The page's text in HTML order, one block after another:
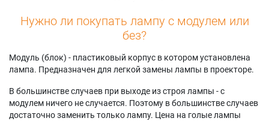
Нужно ли покупать лампу с модулем или
без?
Модуль (блок) - пластиковый корпус в котором установлена
лампа. Предназначен для легкой замены лампы в проекторе.
В большинстве случаев при выходе из строя лампы - с
модулем ничего не случается. Поэтому в большинстве случаев
достаточно заменить только лампу. Цена на голые лампы